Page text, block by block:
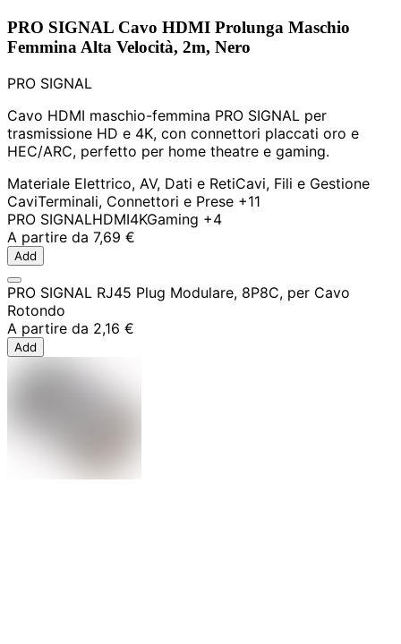
PRO SIGNAL Cavo HDMI Prolunga Maschio
Femmina Alta Velocità, 2m, Nero
PRO SIGNAL
Cavo HDMI maschio-femmina PRO SIGNAL per
trasmissione HD e 4K, con connettori placcati oro e
HEC/ARC, perfetto per home theatre e gaming.
Materiale Elettrico, AV, Dati e RetiCavi, Fili e Gestione
CaviTerminali, Connettori e Prese +11
PRO SIGNALHDMI4KGaming +4
A partire da 7,69 €
Add
PRO SIGNAL RJ45 Plug Modulare, 8P8C, per Cavo
Rotondo
A partire da 2,16 €
Add